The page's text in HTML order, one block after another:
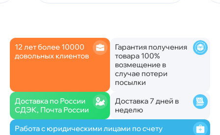
12 лет более 10000
довольных клиентов
Гарантия получения
товара 100%
возмещение в
случае потери
посылки
Доставка по России
СДЭК, Почта России
Доставка 7 дней в
неделю
Работа с юридическими лицами по счету